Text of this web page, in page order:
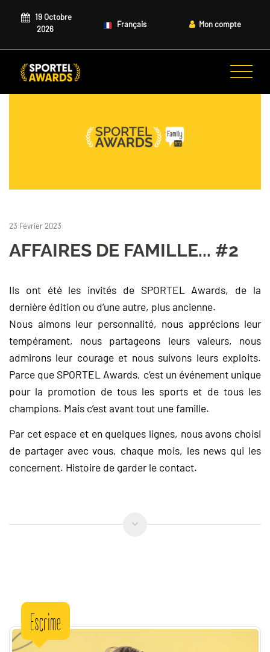
19 Octobre
2026
Français Mon compte
23 Février 2023
AFFAIRES DE FAMILLE... #2
Ils ont été les invités de SPORTEL Awards, de la
dernière édition ou d’une autre, plus ancienne.
Nous aimons leur personnalité, nous apprécions leur
tempérament, nous partageons leurs valeurs, nous
admirons leur courage et nous suivons leurs exploits.
Parce que SPORTEL Awards, c’est un événement unique
pour la promotion de tous les sports et de tous les
champions. Mais c’est avant tout une famille.
Par cet espace et en quelques lignes, nous avons choisi
de partager avec vous, chaque mois, les news qui les
concernent. Histoire de garder le contact.
Escrime